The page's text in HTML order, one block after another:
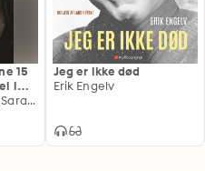
15
i
Amanda Lindhout, Sara Corbett
Jeg er ikke død
Erik Engelv